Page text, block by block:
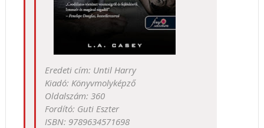
Eredeti cím: Until Harry
Kiadó: Könyvmolyképző
Oldalszám: 360
Fordító: Guti Eszter
ISBN: 9789634571698